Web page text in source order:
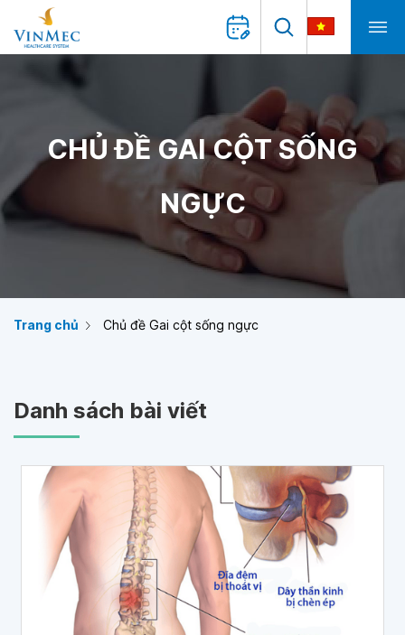
CHỦ ĐỀ GAI CỘT SỐNG
NGỰC
Trang chủ Chủ đề Gai cột sống ngực
Danh sách bài viết